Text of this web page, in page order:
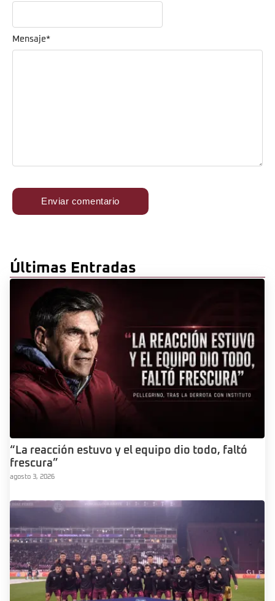
Mensaje*
Últimas Entradas
“La reacción estuvo y el equipo dio todo, faltó
frescura”
agosto 3, 2026